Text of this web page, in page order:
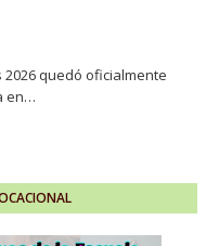
quedó oficialmente
en…